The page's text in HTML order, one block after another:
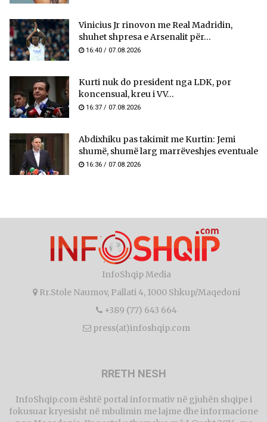
Vinicius Jr rinovon me Real Madridin,
shuhet shpresa e Arsenalit për...
16:40 / 07.08.2026
Kurti nuk do president nga LDK, por
koncensual, kreu i VV...
16:37 / 07.08.2026
Abdixhiku pas takimit me Kurtin: Jemi
shumë, shumë larg marrëveshjes eventuale
16:36 / 07.08.2026
InfoShqip Media
Rr.Stole Naumov, Pallati 4, 1000 Shkup/Maqedoni
+389 (77) 643 664
press(at)infoshqip.com
RRETH NESH
InfoShqip.com është portal informativ në gjuhën shqipe i
fokusuar kryesisht në mbulimin me lajme dhe informacione